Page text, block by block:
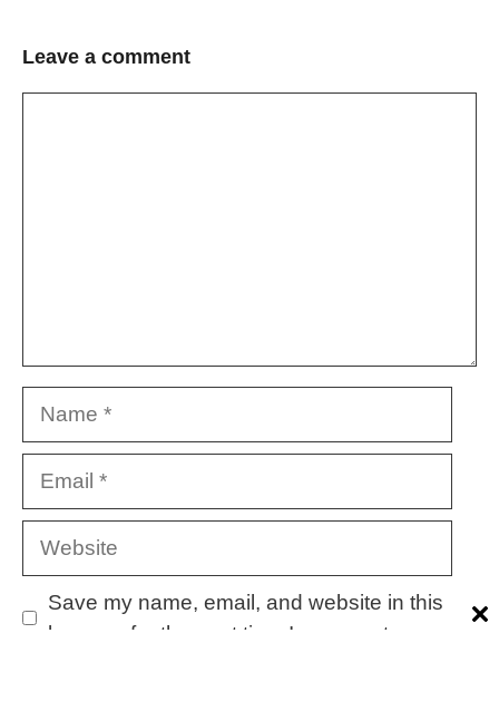
Leave a comment
Website
Save my name, email, and website in this
browser for the next time I comment.